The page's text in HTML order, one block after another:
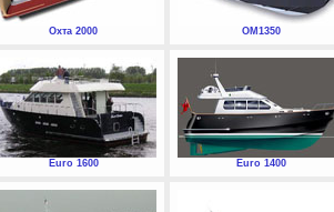
Охта 2000 ОМ1350
Euro 1600 Euro 1400